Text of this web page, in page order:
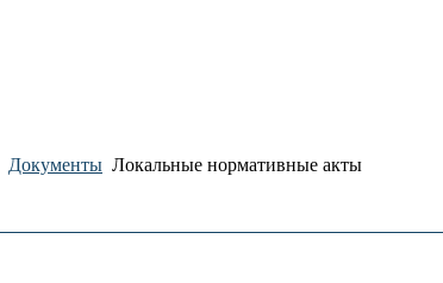
Документы Локальные нормативные акты